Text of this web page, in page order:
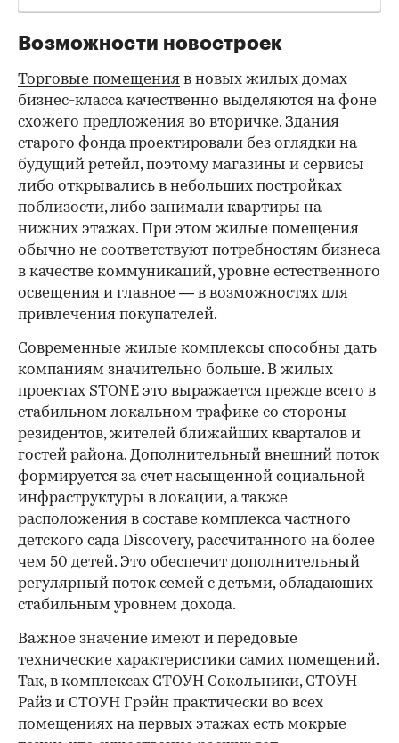
Возможности новостроек
Торговые помещения в новых жилых домах
бизнес-класса качественно выделяются на фоне
схожего предложения во вторичке. Здания
старого фонда проектировали без оглядки на
будущий ретейл, поэтому магазины и сервисы
либо открывались в небольших постройках
поблизости, либо занимали квартиры на
нижних этажах. При этом жилые помещения
обычно не соответствуют потребностям бизнеса
в качестве коммуникаций, уровне естественного
освещения и главное — в возможностях для
привлечения покупателей.
Современные жилые комплексы способны дать
компаниям значительно больше. В жилых
проектах STONE это выражается прежде всего в
стабильном локальном трафике со стороны
резидентов, жителей ближайших кварталов и
гостей района. Дополнительный внешний поток
формируется за счет насыщенной социальной
инфраструктуры в локации, а также
расположения в составе комплекса частного
детского сада Discovery, рассчитанного на более
чем 50 детей. Это обеспечит дополнительный
регулярный поток семей с детьми, обладающих
стабильным уровнем дохода.
Важное значение имеют и передовые
технические характеристики самих помещений.
Так, в комплексах СТОУН Сокольники, СТОУН
Райз и СТОУН Грэйн практически во всех
помещениях на первых этажах есть мокрые